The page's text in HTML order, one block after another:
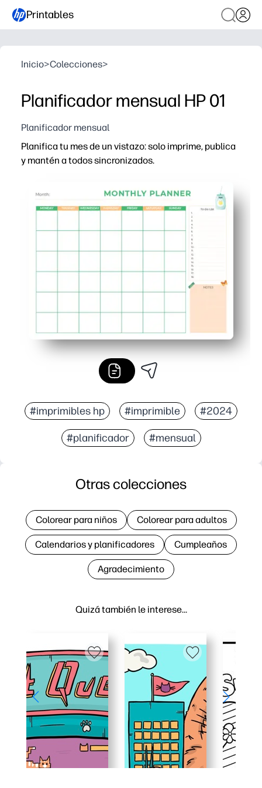
Printables
Inicio>Colecciones>
Planificador mensual HP 01
Planificador mensual
Planifica tu mes de un vistazo: solo imprime, publica
y mantén a todos sincronizados.
Imprimible sin preparación: cuadrícula mensual clara
Diseño apto para toda la familia: los niños pueden
Aumenta la visibilidad: el diseño limpio es fácil de leer
Te mantiene al día: el espacio para notas y
#imprimibles hp #imprimible #2024
#planificador #mensual
Quizá también le interese…
Otras colecciones
Colorear para niños Colorear para adultos
Calendarios y planificadores Cumpleaños
Agradecimiento